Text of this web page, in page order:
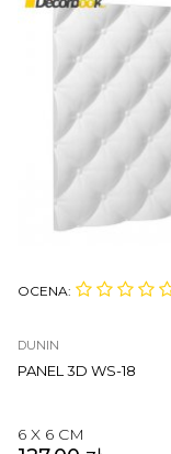
OCENA:
DUNIN
PANEL 3D WS-18
6 X 6 CM